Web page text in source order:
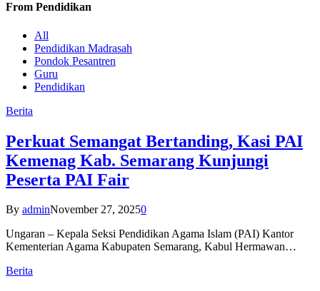
From Pendidikan
All
Pendidikan Madrasah
Pondok Pesantren
Guru
Pendidikan
Berita
Perkuat Semangat Bertanding, Kasi PAI
Kemenag Kab. Semarang Kunjungi
Peserta PAI Fair
By adminNovember 27, 20250
Ungaran – Kepala Seksi Pendidikan Agama Islam (PAI) Kantor
Kementerian Agama Kabupaten Semarang, Kabul Hermawan…
Berita